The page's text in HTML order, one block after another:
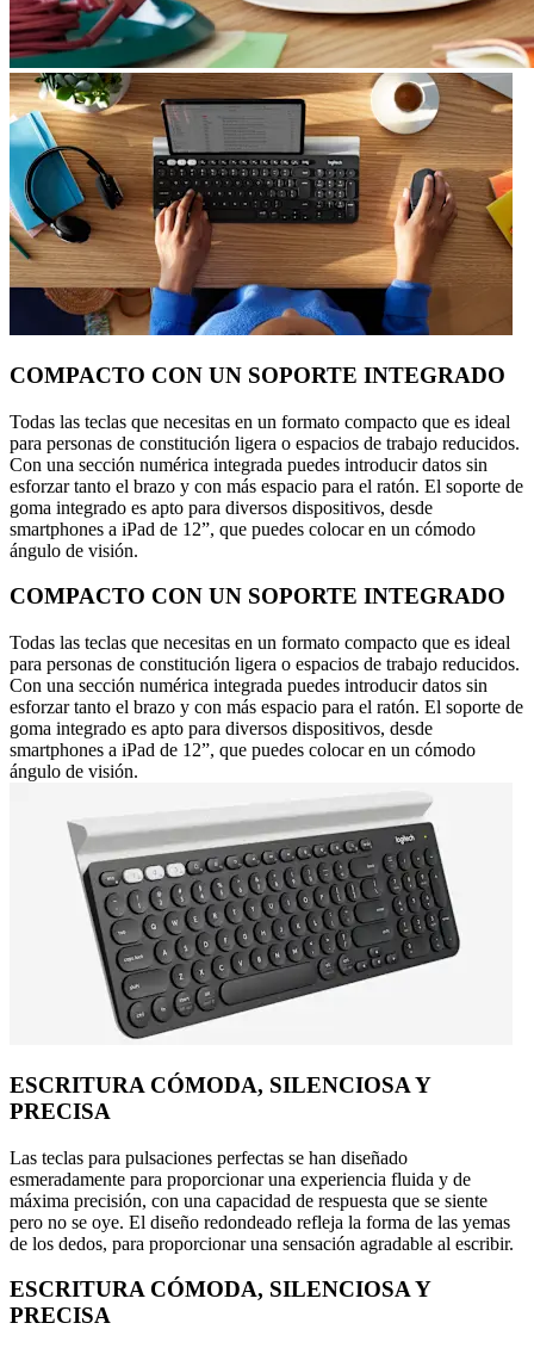
COMPACTO CON UN SOPORTE INTEGRADO
Todas las teclas que necesitas en un formato compacto que es ideal
para personas de constitución ligera o espacios de trabajo reducidos.
Con una sección numérica integrada puedes introducir datos sin
esforzar tanto el brazo y con más espacio para el ratón. El soporte de
goma integrado es apto para diversos dispositivos, desde
smartphones a iPad de 12”, que puedes colocar en un cómodo
ángulo de visión.
COMPACTO CON UN SOPORTE INTEGRADO
Todas las teclas que necesitas en un formato compacto que es ideal
para personas de constitución ligera o espacios de trabajo reducidos.
Con una sección numérica integrada puedes introducir datos sin
esforzar tanto el brazo y con más espacio para el ratón. El soporte de
goma integrado es apto para diversos dispositivos, desde
smartphones a iPad de 12”, que puedes colocar en un cómodo
ángulo de visión.
ESCRITURA CÓMODA, SILENCIOSA Y
PRECISA
Las teclas para pulsaciones perfectas se han diseñado
esmeradamente para proporcionar una experiencia fluida y de
máxima precisión, con una capacidad de respuesta que se siente
pero no se oye. El diseño redondeado refleja la forma de las yemas
de los dedos, para proporcionar una sensación agradable al escribir.
ESCRITURA CÓMODA, SILENCIOSA Y
PRECISA